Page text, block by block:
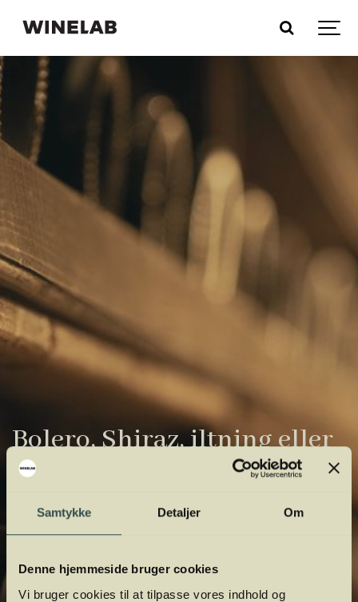
Samtykke Detaljer Om
Denne hjemmeside bruger cookies
Vi bruger cookies til at tilpasse vores indhold og
Bolero, Shiraz, iltning eller
gardiner?
Vinens verden er fuld af komplicerede
udtryk. Vi har samlet de vigtigste i vores
orientere dig.